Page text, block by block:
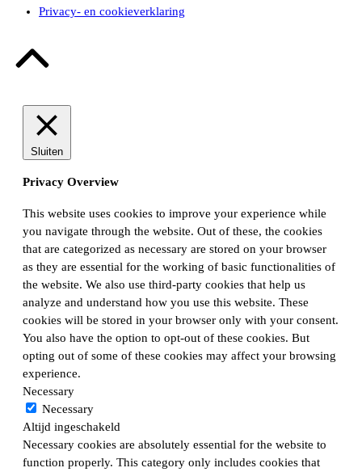
Privacy- en cookieverklaring
Sluiten
Privacy Overview
This website uses cookies to improve your experience while
you navigate through the website. Out of these, the cookies
that are categorized as necessary are stored on your browser
as they are essential for the working of basic functionalities of
the website. We also use third-party cookies that help us
analyze and understand how you use this website. These
cookies will be stored in your browser only with your consent.
You also have the option to opt-out of these cookies. But
opting out of some of these cookies may affect your browsing
experience.
Necessary
Necessary
Altijd ingeschakeld
Necessary cookies are absolutely essential for the website to
function properly. This category only includes cookies that